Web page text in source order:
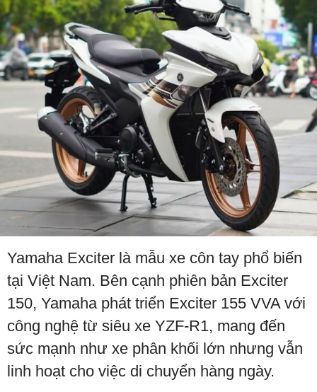
Yamaha Exciter là mẫu xe côn tay phổ biến
tại Việt Nam. Bên cạnh phiên bản Exciter
150, Yamaha phát triển Exciter 155 VVA với
công nghệ từ siêu xe YZF-R1, mang đến
sức mạnh như xe phân khối lớn nhưng vẫn
linh hoạt cho việc di chuyển hàng ngày.